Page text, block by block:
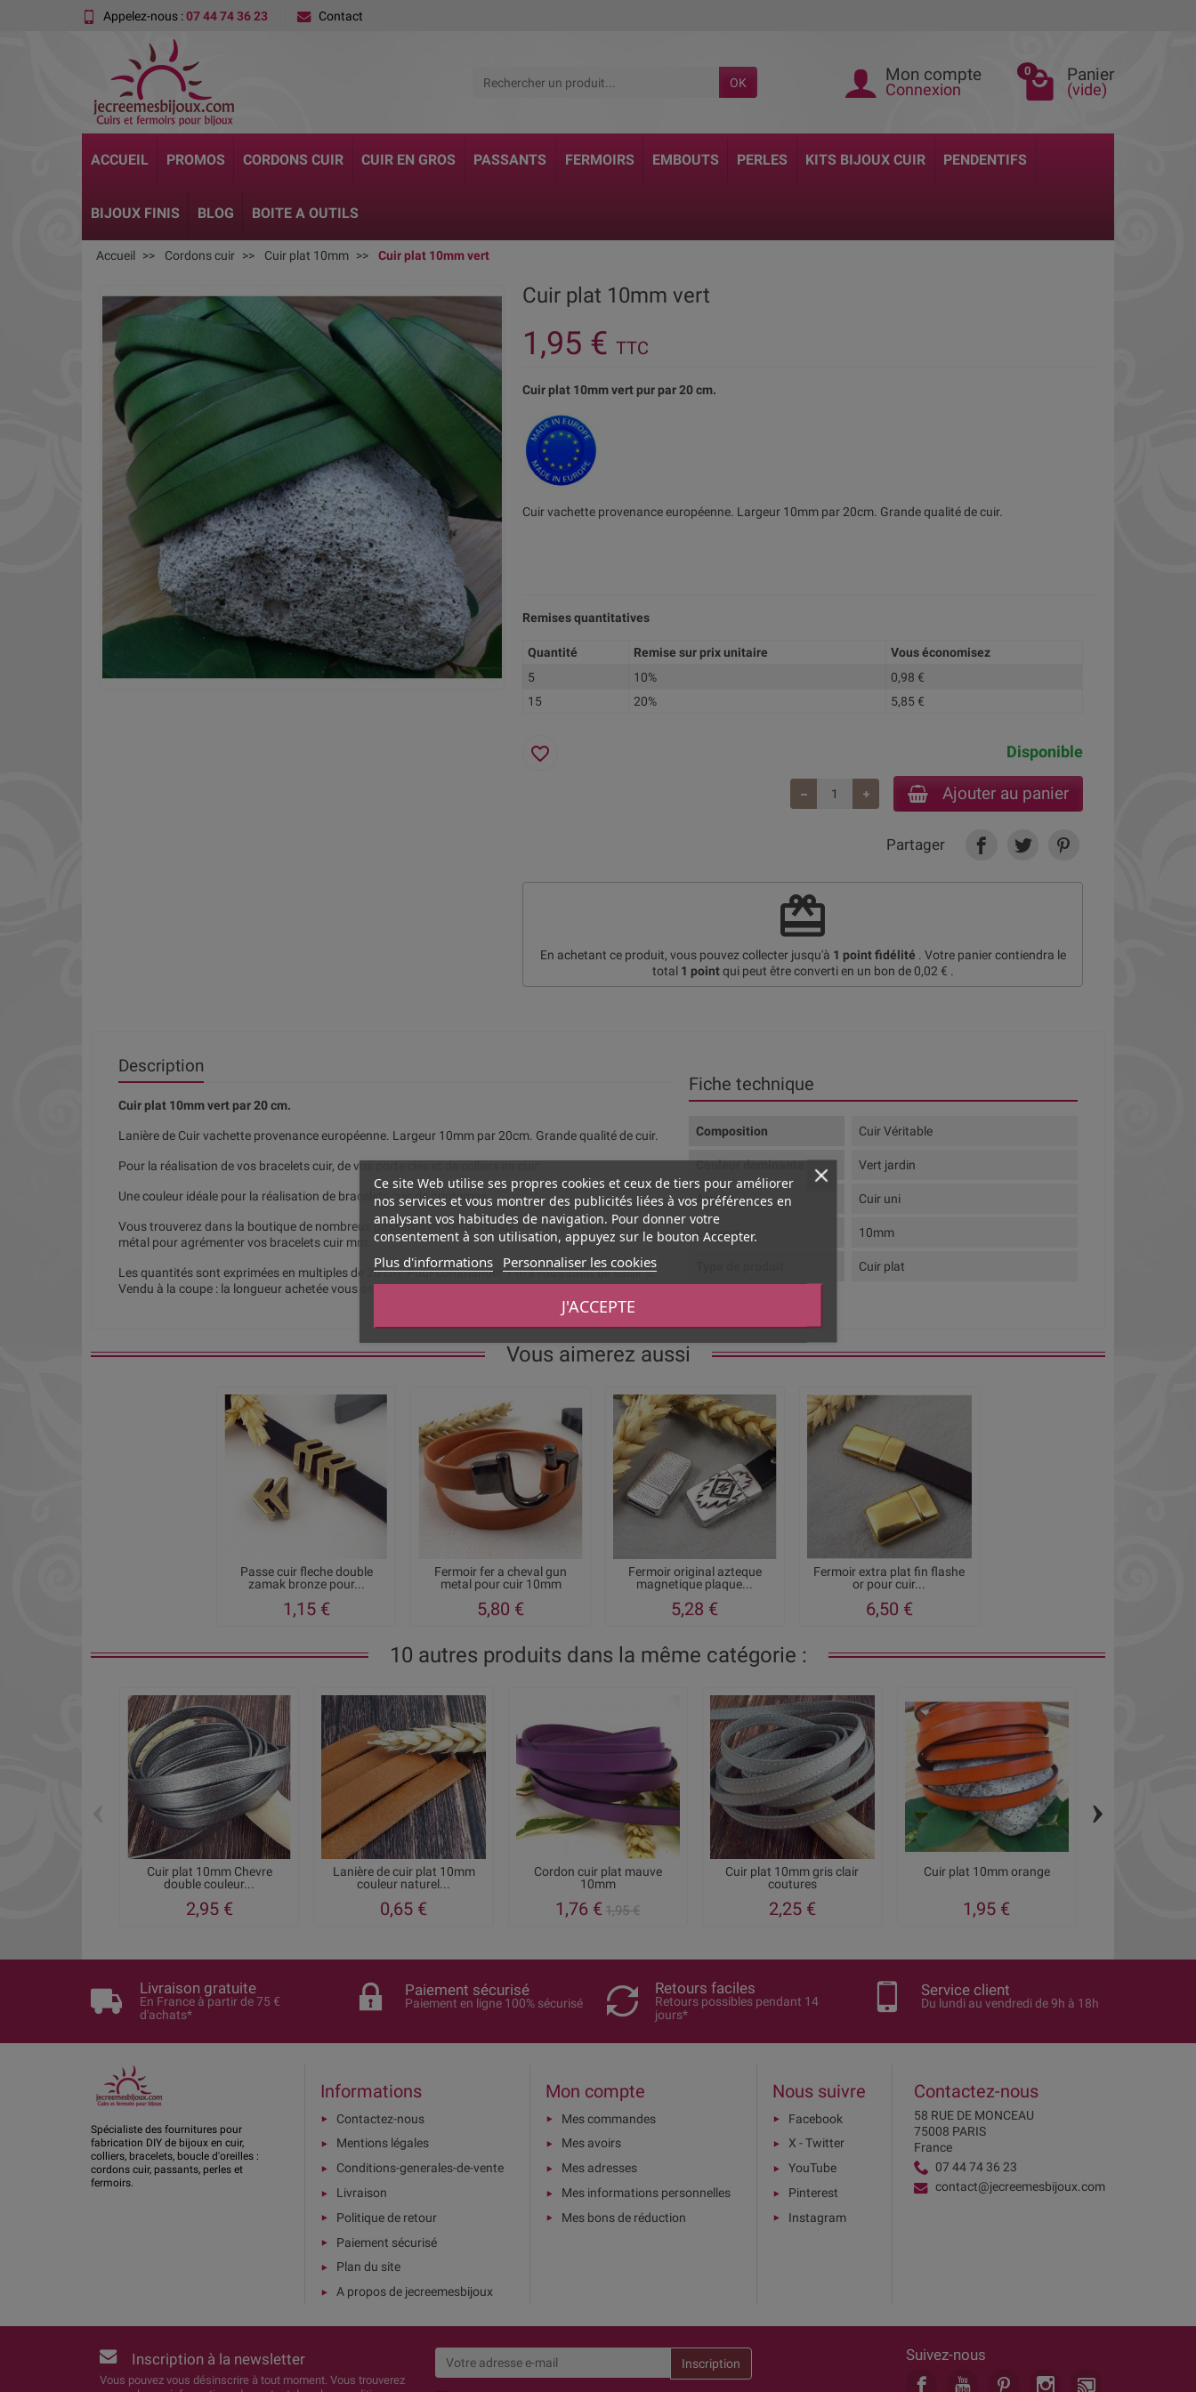
Appelez-nous :07 44 74 36 23 Contact
OK Mon compte
Connexion
0 Panier
(vide)
ACCUEIL PROMOS CORDONS CUIR CUIR EN GROS PASSANTS FERMOIRS EMBOUTS PERLES KITS BIJOUX CUIR PENDENTIFS
BIJOUX FINIS BLOG BOITE A OUTILS
Accueil Cordons cuir Cuir plat 10mm Cuir plat 10mm vert
Cuir plat 10mm vert
1,95 € TTC
Cuir plat 10mm vert pur par 20 cm.
Cuir vachette provenance européenne. Largeur 10mm par 20cm. Grande qualité de cuir.
Remises quantitatives
Quantité Remise sur prix unitaire
Vous économisez
5
10%
0,98 €
15
20% 5,85 €
Disponible
Ajouter au panier
favorite_border
Partager
redeem
En achetant ce produit, vous pouvez collecter jusqu'à 1 point fidélité . Votre panier contiendra le
total 1 pointqui peut être converti en un bon de 0,02 € .
Description
Cuir plat 10mm vert par 20 cm.
Lanière de Cuir vachette provenance européenne. Largeur 10mm par 20cm. Grande qualité de cuir.
Pour la réalisation de vos bracelets cuir, de vos porte clés et de colliers en cuir.
Une couleur idéale pour la réalisation de bracelets cuir de printemps.
Vous trouverez dans la boutique de nombreux passants en métal zamak plaqué or, argent ou gun
métal pour agrémenter vos bracelets cuir mm.
Les quantités sont exprimées en multiples de 20 cm. Pour commander 1 m il vous suffit de saisir 5.
Vendu à la coupe : la longueur achetée vous sera livrée d’un seul tenant. Vendu par 20cm.
Fiche technique
Composition Cuir Véritable
Couleur dominante Vert jardin
Aspect Cuir uni
Largeur 10mm
Cuir plat
Vous aimerez aussi
Passe cuir fleche double
zamak bronze pour...
1,15 €
Fermoir fer a cheval gun
metal pour cuir 10mm
5,80 €
Fermoir original azteque
magnetique plaque...
5,28 €
Fermoir extra plat fin flashe
or pour cuir...
6,50 €
10 autres produits dans la même catégorie :
Cuir plat 10mm Chevre
double couleur...
2,95 €
Lanière de cuir plat 10mm
couleur naturel...
0,65 €
Cordon cuir plat mauve
10mm
1,76 € 1,95 €
Cuir plat 10mm gris clair
coutures
2,25 €
Cuir plat 10mm orange
1,95 €
›
Livraison gratuite
En France à partir de 75 €
d'achats*
Paiement sécurisé
Paiement en ligne 100% sécurisé
Retours faciles
Retours possibles pendant 14
jours*
Service client
Du lundi au vendredi de 9h à 18h
Spécialiste des fournitures pour
fabrication DIY de bijoux en cuir,
colliers, bracelets, boucle d'oreilles :
cordons cuir, passants, perles et
fermoirs.
Informations
Contactez-nous
Mentions légales
Conditions-generales-de-vente
Livraison
Politique de retour
Paiement sécurisé
Plan du site
A propos de jecreemesbijoux
Mon compte
Mes commandes
Mes avoirs
Mes adresses
Mes informations personnelles
Mes bons de réduction
Nous suivre
Facebook
X - Twitter
YouTube
Pinterest
Instagram
Contactez-nous
58 RUE DE MONCEAU
75008 PARIS
France
07 44 74 36 23
contact@jecreemesbijoux.com
Ce site Web utilise ses propres cookies et ceux de tiers pour améliorer
nos services et vous montrer des publicités liées à vos préférences en
analysant vos habitudes de navigation. Pour donner votre
consentement à son utilisation, appuyez sur le bouton Accepter.
Plus d'informations Personnaliser les cookies
J'ACCEPTE
Inscription à la newsletter
Vous pouvez vous désinscrire à tout moment. Vous trouverez
Suivez-nous